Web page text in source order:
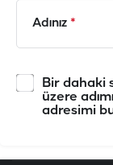
Adınız *
Bir dahaki
üzere
adresimi